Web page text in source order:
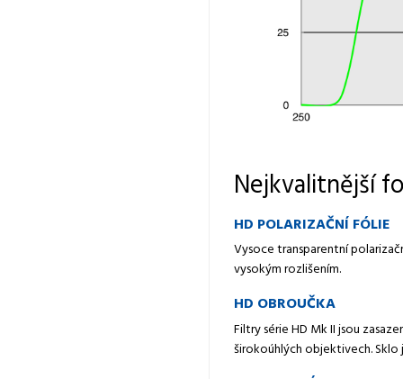
Nejkvalitnější
HD POLARIZAČNÍ FÓLIE
Vysoce transparentní
vysokým rozlišením.
HD OBROUČKA
Filtry série HD Mk II jsou
širokoúhlých objektivech.